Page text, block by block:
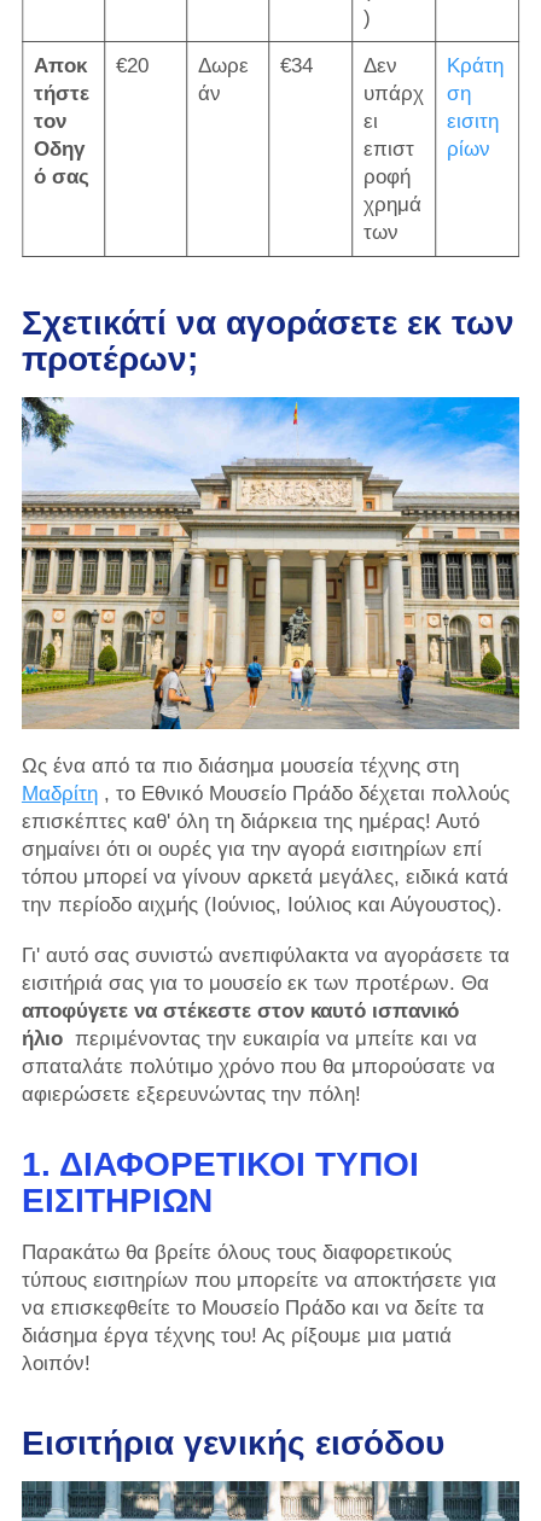
)
Αποκ
τήστε
τον
Οδηγ
ό σας
€20
Δωρε
άν
€34
Δεν
υπάρχ
ει
επιστ
ροφή
χρημά
των
Κράτη
ση
εισιτη
ρίων
Σχετικάτί να αγοράσετε εκ των
προτέρων;
Ως ένα από τα πιο διάσημα μουσεία τέχνης στη
Μαδρίτη, το Εθνικό Μουσείο Πράδο δέχεται πολλούς
επισκέπτες καθ' όλη τη διάρκεια της ημέρας! Αυτό
σημαίνει ότι οι ουρές για την αγορά εισιτηρίων επί
τόπου μπορεί να γίνουν αρκετά μεγάλες, ειδικά κατά
την περίοδο αιχμής (Ιούνιος, Ιούλιος και Αύγουστος).
Γι' αυτό σας συνιστώ ανεπιφύλακτα να αγοράσετε τα
εισιτήριά σας για το μουσείο εκ των προτέρων. Θα
αποφύγετε να στέκεστε στον καυτό ισπανικό
ήλιοπεριμένοντας την ευκαιρία να μπείτε και να
σπαταλάτε πολύτιμο χρόνο που θα μπορούσατε να
αφιερώσετε εξερευνώντας την πόλη!
1. ΔΙΑΦΟΡΕΤΙΚΟΊ ΤΎΠΟΙ
ΕΙΣΙΤΗΡΊΩΝ
Παρακάτω θα βρείτε όλους τους διαφορετικούς
τύπους εισιτηρίων που μπορείτε να αποκτήσετε για
να επισκεφθείτε το Μουσείο Πράδο και να δείτε τα
διάσημα έργα τέχνης του! Ας ρίξουμε μια ματιά
λοιπόν!
Εισιτήρια γενικής εισόδου